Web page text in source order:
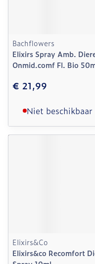
Bachflowers
Elixirs Spray Amb.
Onmid.comf Fl. Bio
€ 21,99
Niet beschikbaar
Elixirs&Co
Elixirs&co Recomfort